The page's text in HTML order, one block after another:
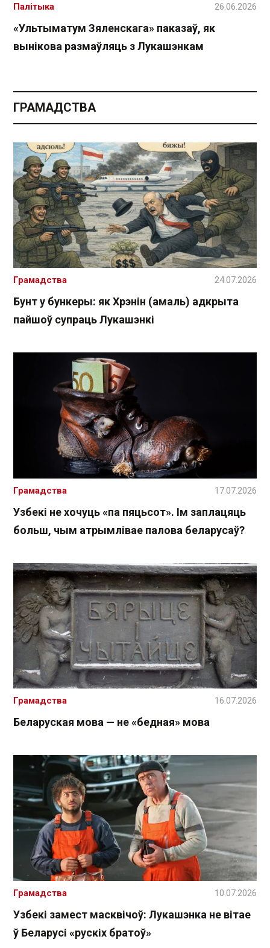
«Ультыматум Зяленскага» паказаў, як
вынікова размаўляць з Лукашэнкам
Палітыка 26.06.2026
ГРАМАДСТВА
Бунт у бункеры: як Хрэнін (амаль) адкрыта
пайшоў супраць Лукашэнкі
Грамадства 24.07.2026
Узбекі не хочуць «па пяцьсот». Ім заплацяць
больш, чым атрымлівае палова беларусаў?
Грамадства 17.07.2026
Беларуская мова — не «бедная» мова
Грамадства 16.07.2026
Узбекі замест масквічоў: Лукашэнка не вітае
ў Беларусі «рускіх братоў»
Грамадства 10.07.2026